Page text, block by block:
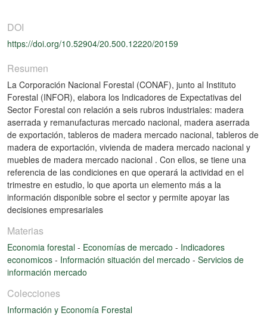
DOI
https://doi.org/10.52904/20.500.12220/20159
Resumen
La Corporación Nacional Forestal (CONAF), junto al Instituto
Forestal (INFOR), elabora los Indicadores de Expectativas del
Sector Forestal con relación a seis rubros industriales: madera
aserrada y remanufacturas mercado nacional, madera aserrada
de exportación, tableros de madera mercado nacional, tableros de
madera de exportación, vivienda de madera mercado nacional y
muebles de madera mercado nacional . Con ellos, se tiene una
referencia de las condiciones en que operará la actividad en el
trimestre en estudio, lo que aporta un elemento más a la
información disponible sobre el sector y permite apoyar las
decisiones empresariales
Materias
Economia forestal - Economías de mercado - Indicadores
economicos - Información situación del mercado - Servicios de
información mercado
Colecciones
Información y Economía Forestal